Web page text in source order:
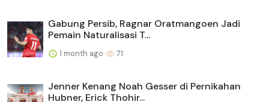
Gabung Persib, Ragnar Oratmangoen Jadi
Pemain Naturalisasi T...
1 month ago 71
Jenner Kenang Noah Gesser di Pernikahan
Hubner, Erick Thohir...